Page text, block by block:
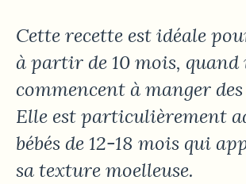
Cette recette est idéale
à partir de 10 mois, quand
commencent à manger
Elle est particulièrement
bébés de 12-18 mois qui
sa texture moelleuse.